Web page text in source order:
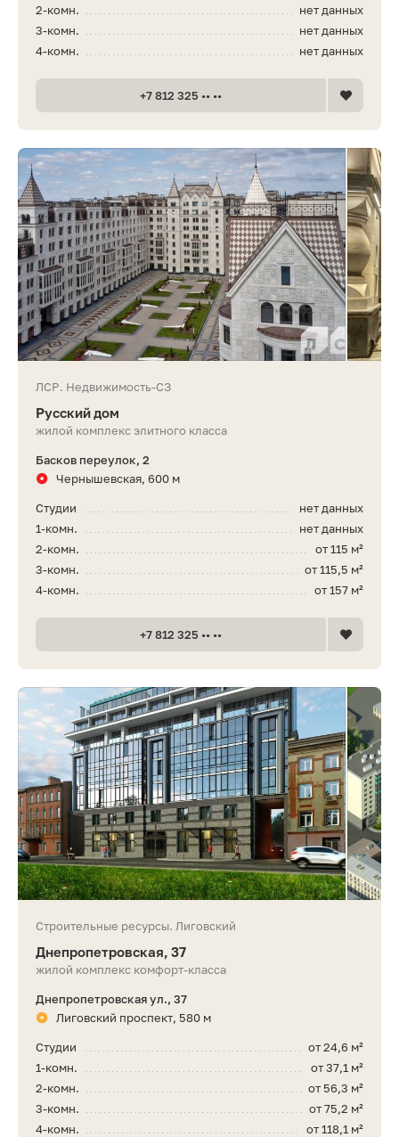
нет данных
2-комн.
нет данных
3-комн.
нет данных
4-комн.
+7 812 325 •• ••
ЛСР. Недвижимость-СЗ
Русский дом
жилой комплекс элитного класса
Басков переулок, 2
Чернышевская, 600 м
нет данных
Студии
нет данных
1-комн.
от 115 м²
2-комн.
от 115,5 м²
3-комн.
от 157 м²
4-комн.
+7 812 325 •• ••
Строительные ресурсы. Лиговский
Днепропетровская, 37
жилой комплекс комфорт-класса
Днепропетровская ул., 37
Лиговский проспект, 580 м
от 24,6 м²
Студии
от 37,1 м²
1-комн.
от 56,3 м²
2-комн.
от 75,2 м²
3-комн.
от 118,1 м²
4-комн.